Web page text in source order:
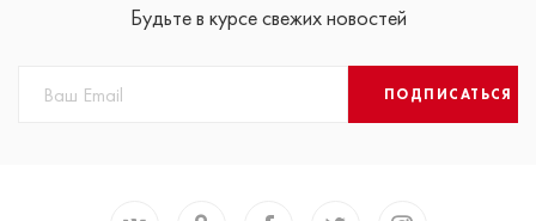
Будьте в курсе свежих новостей
ПОДПИСАТЬСЯ